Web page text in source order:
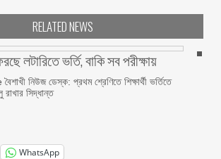
RELATED NEWS
লটারিতে ভর্তি, বাকি সব পরীক্ষায়
নিউজ ডেস্ক: প্রথম শ্রেণিতে শিক্ষার্থী ভর্তিতে
সিদ্ধান্ত
WhatsApp